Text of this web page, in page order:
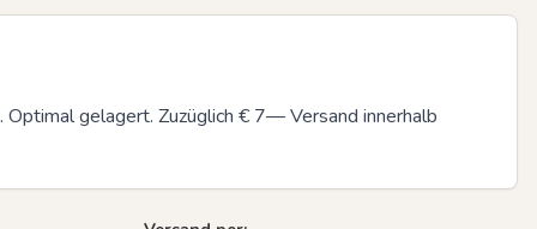
gelagert. Zuzüglich € 7— Versand innerhalb